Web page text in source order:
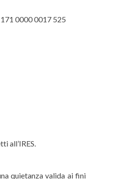
0000 0017 525
all’IRES.
quietanza valida ai fini